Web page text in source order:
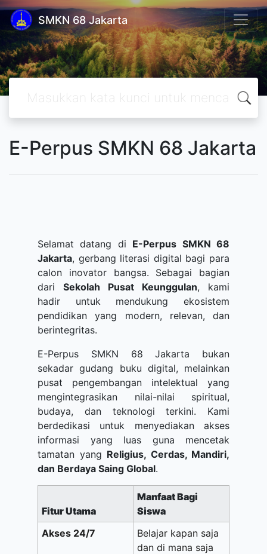
SMKN 68 Jakarta
E-Perpus SMKN 68 Jakarta
Selamat datang di E-Perpus SMKN 68
Jakarta, gerbang literasi digital bagi para
calon inovator bangsa. Sebagai bagian
dari Sekolah Pusat Keunggulan, kami
hadir untuk mendukung ekosistem
pendidikan yang modern, relevan, dan
berintegritas.
E-Perpus SMKN 68 Jakarta bukan
sekadar gudang buku digital, melainkan
pusat pengembangan intelektual yang
mengintegrasikan nilai-nilai spiritual,
budaya, dan teknologi terkini. Kami
berdedikasi untuk menyediakan akses
informasi yang luas guna mencetak
tamatan yang Religius, Cerdas, Mandiri,
dan Berdaya Saing Global.
Fitur Utama
Manfaat Bagi
Siswa
Akses 24/7
Belajar kapan saja
dan di mana saja